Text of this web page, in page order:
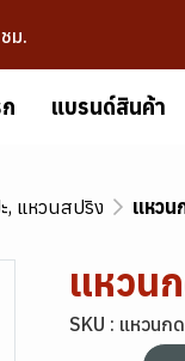
ม.
แบรนด์สินค้า
, แหวนสปริง แหวน
แหวน
SKU : แหวนก